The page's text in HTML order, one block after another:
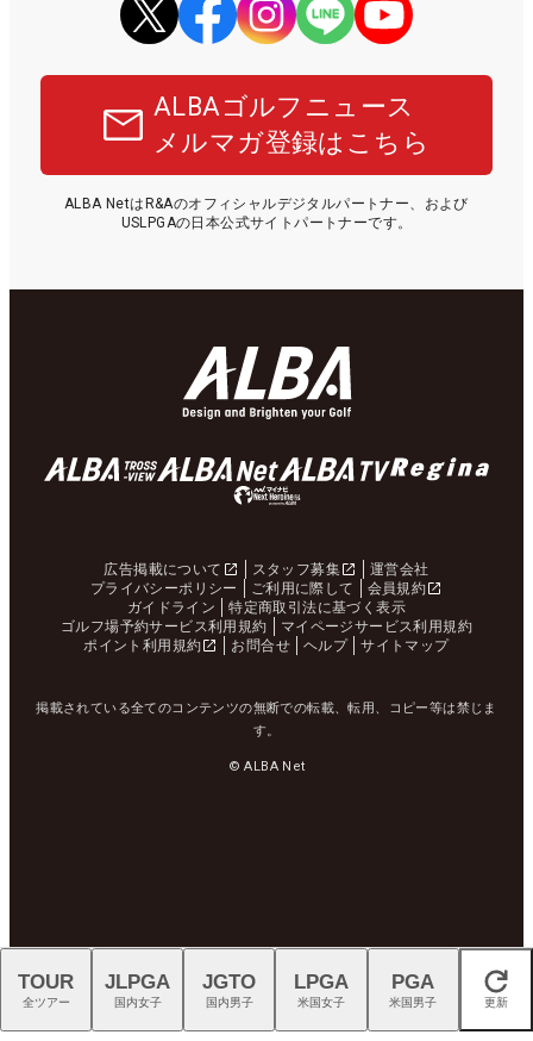
ALBAゴルフニュース
メルマガ登録はこちら
ALBA NetはR&Aのオフィシャルデジタルパートナー、および
USLPGAの日本公式サイトパートナーです。
広告掲載について スタッフ募集
運営会社
プライバシーポリシー
ご利用に際して
会員規約
ガイドライン
特定商取引法に基づく表示
ゴルフ場予約サービス利用規約
マイページサービス利用規約
ポイント利用規約
お問合せ ヘルプ サイトマップ
掲載されている全てのコンテンツの無断での転載、転用、コピー等は禁じま
す。
© ALBA Net
閉じる
TOUR
全ツアー
JLPGA
国内女子
JGTO
国内男子
LPGA
米国女子
PGA
米国男子 更新